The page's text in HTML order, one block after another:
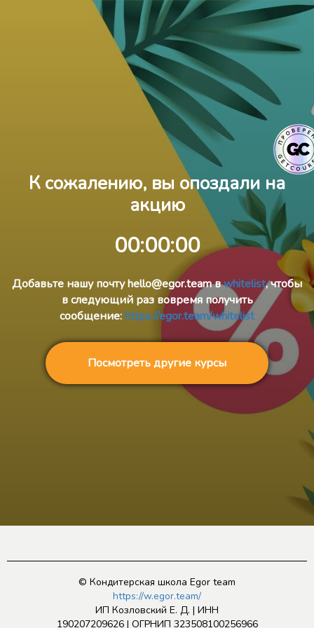
К сожалению, вы опоздали на
акцию
00:00:00
Добавьте нашу почту hello@egor.team вwhitelist, чтобы
в следующий раз вовремя получить
сообщение:https://egor.team/whitelist
Посмотреть другие курсы
© Кондитерская школа Egor team
https://w.egor.team/
ИП Козловский Е. Д. | ИНН
190207209626 | ОГРНИП 323508100256966